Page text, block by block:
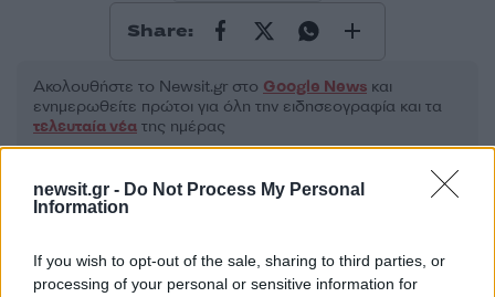
newsit.gr - Do Not Process My Personal
Information
If you wish to opt-out of the sale, sharing to third parties, or
processing of your personal or sensitive information for
Share:
Ακολουθήστε το Νewsit.gr στο Google News και
ενημερωθείτε πρώτοι για όλη την ειδησεογραφία και τα
τελευταία νέα της ημέρας
Πιο δημοφιλή